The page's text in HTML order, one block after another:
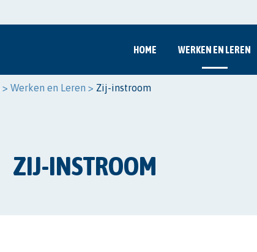
HOME WERKEN EN LEREN
> Werken en Leren > Zij-instroom
ZIJ-INSTROOM